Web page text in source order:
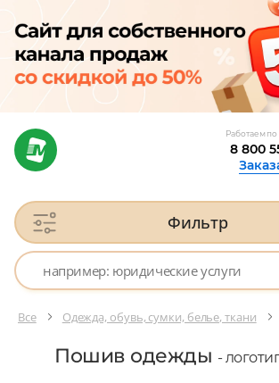
Работаем
8 800
Фильтр
Все Одежда, обувь, сумки, белье, ткани
Пошив одежды -